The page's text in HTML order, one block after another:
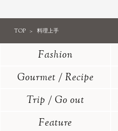
TOP 料理上手
Fashion
Gourmet / Recipe
Trip / Go out
Feature